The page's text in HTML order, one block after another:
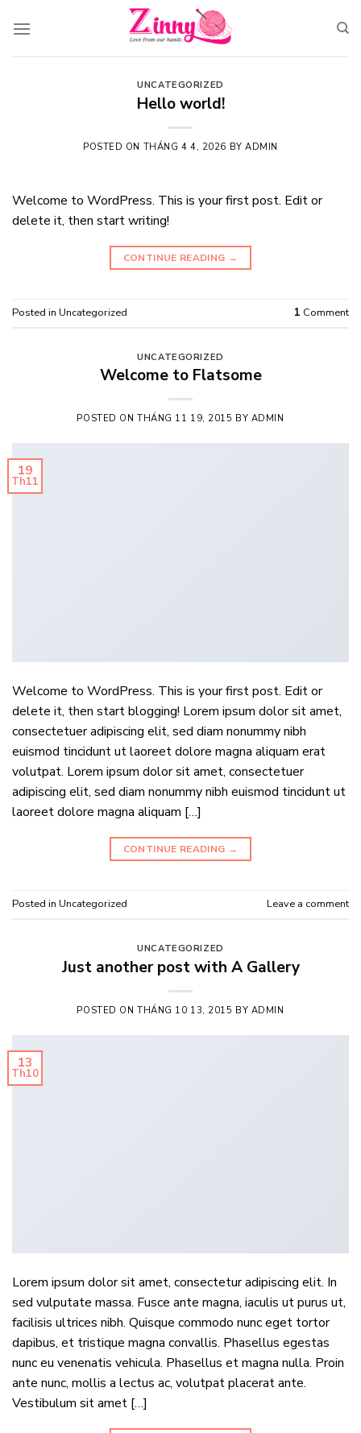
UNCATEGORIZED
Hello world!
POSTED ON THÁNG 4 4, 2026 BYADMIN
Welcome to WordPress. This is your first post. Edit or
delete it, then start writing!
CONTINUE READING →
Posted in Uncategorized 1 Comment
UNCATEGORIZED
Welcome to Flatsome
POSTED ON THÁNG 11 19, 2015 BY ADMIN
19
Th11
Welcome to WordPress. This is your first post. Edit or
delete it, then start blogging! Lorem ipsum dolor sit amet,
consectetuer adipiscing elit, sed diam nonummy nibh
euismod tincidunt ut laoreet dolore magna aliquam erat
volutpat. Lorem ipsum dolor sit amet, consectetuer
adipiscing elit, sed diam nonummy nibh euismod tincidunt ut
laoreet dolore magna aliquam […]
CONTINUE READING →
Posted in Uncategorized Leave a comment
UNCATEGORIZED
Just another post with A Gallery
POSTED ON THÁNG 10 13, 2015 BY ADMIN
13
Th10
Lorem ipsum dolor sit amet, consectetur adipiscing elit. In
sed vulputate massa. Fusce ante magna, iaculis ut purus ut,
facilisis ultrices nibh. Quisque commodo nunc eget tortor
dapibus, et tristique magna convallis. Phasellus egestas
nunc eu venenatis vehicula. Phasellus et magna nulla. Proin
ante nunc, mollis a lectus ac, volutpat placerat ante.
Vestibulum sit amet […]